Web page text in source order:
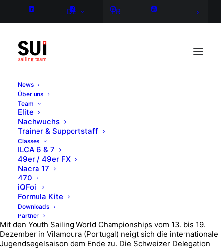
DE FR
News
Über uns
Team
Elite
Nachwuchs
Trainer & Supportstaff
Classes
ILCA 6 & 7
49er / 49er FX
Nacra 17
470
iQFoil
Formula Kite
Downloads
Partner
Mit den Youth Sailing World Championships vom 13. bis 19.
Dezember in Vilamoura (Portugal) neigt sich die internationale
Jugendsegelsaison dem Ende zu. Die Schweizer Delegation